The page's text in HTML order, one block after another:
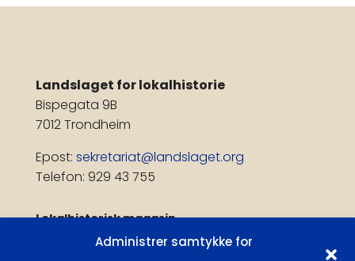
Administrer samtykke for
Landslaget for lokalhistorie
Bispegata 9B
7012 Trondheim
Epost: sekretariat@landslaget.org
Telefon: 929 43 755
Lokalhistorisk magasin
Få publiseringsvarsel